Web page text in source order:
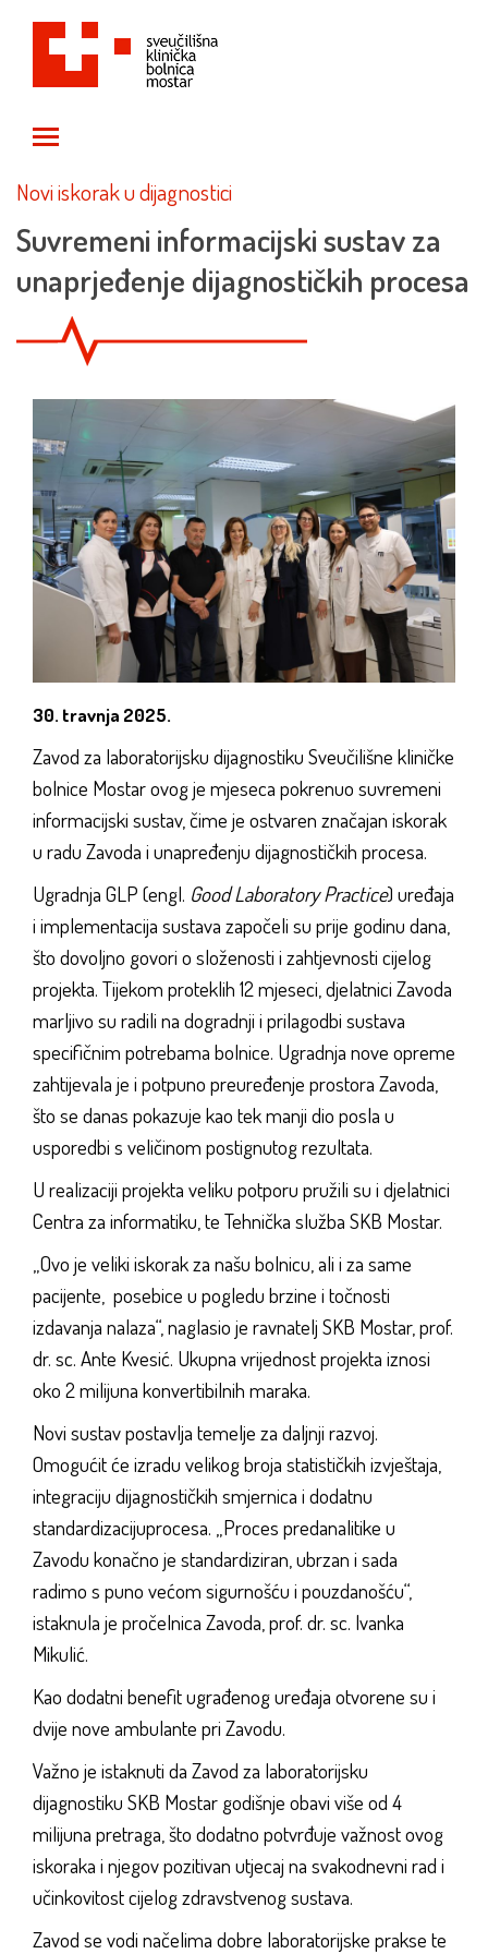
Novi iskorak u dijagnostici
Suvremeni informacijski sustav za
unaprjeđenje dijagnostičkih procesa
30. travnja 2025.
Zavod za laboratorijsku dijagnostiku Sveučilišne kliničke
bolnice Mostar ovog je mjeseca pokrenuo suvremeni
informacijski sustav, čime je ostvaren značajan iskorak
u radu Zavoda i unapređenju dijagnostičkih procesa.
Ugradnja GLP (engl. Good Laboratory Practice) uređaja
i implementacija sustava započeli su prije godinu dana,
što dovoljno govori o složenosti i zahtjevnosti cijelog
projekta. Tijekom proteklih 12 mjeseci, djelatnici Zavoda
marljivo su radili na dogradnji i prilagodbi sustava
specifičnim potrebama bolnice. Ugradnja nove opreme
zahtijevala je i potpuno preuređenje prostora Zavoda,
što se danas pokazuje kao tek manji dio posla u
usporedbi s veličinom postignutog rezultata.
U realizaciji projekta veliku potporu pružili su i djelatnici
Centra za informatiku, te Tehnička služba SKB Mostar.
„Ovo je veliki iskorak za našu bolnicu, ali i za same
pacijente, posebice u pogledu brzine i točnosti
izdavanja nalaza“, naglasio je ravnatelj SKB Mostar, prof.
dr. sc. Ante Kvesić. Ukupna vrijednost projekta iznosi
oko 2 milijuna konvertibilnih maraka.
Novi sustav postavlja temelje za daljnji razvoj.
Omogućit će izradu velikog broja statističkih izvještaja,
integraciju dijagnostičkih smjernica i dodatnu
standardizacijuprocesa. „Proces predanalitike u
Zavodu konačno je standardiziran, ubrzan i sada
radimo s puno većom sigurnošću i pouzdanošću“,
istaknula je pročelnica Zavoda, prof. dr. sc. Ivanka
Mikulić.
Kao dodatni benefit ugrađenog uređaja otvorene su i
dvije nove ambulante pri Zavodu.
Važno je istaknuti da Zavod za laboratorijsku
dijagnostiku SKB Mostar godišnje obavi više od 4
milijuna pretraga, što dodatno potvrđuje važnost ovog
iskoraka i njegov pozitivan utjecaj na svakodnevni rad i
učinkovitost cijelog zdravstvenog sustava.
Zavod se vodi načelima dobre laboratorijske prakse te